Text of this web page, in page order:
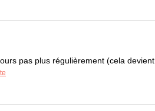
pas plus régulièrement (cela devient